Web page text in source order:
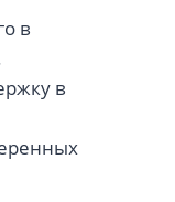
в
в